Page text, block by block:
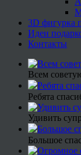
3D фигурка
Идеи
Контакты
Всем
Ребята
Удивить
Большое